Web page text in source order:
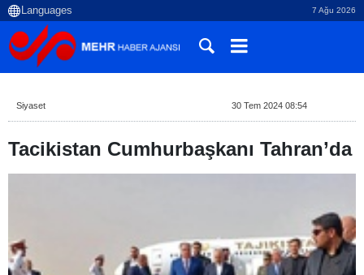
7 Ağu 2026
Siyaset 30 Tem 2024 08:54
Tacikistan Cumhurbaşkanı Tahran’da